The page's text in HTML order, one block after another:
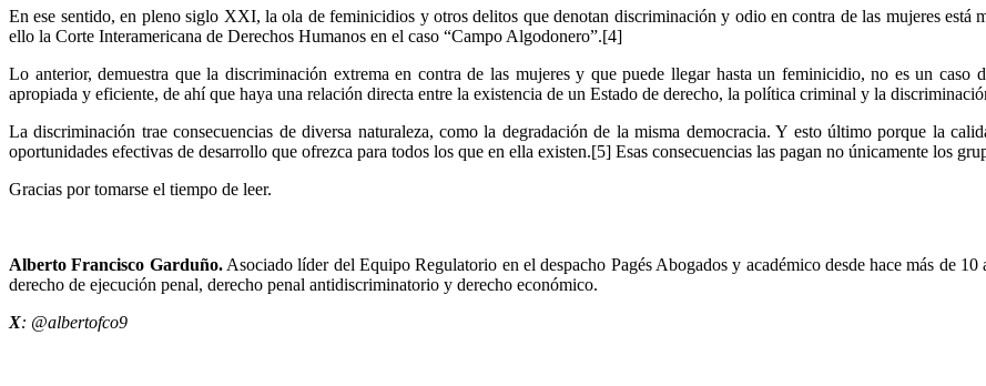
En ese sentido, en pleno siglo XXI, la ola de feminicidios y otros delitos que denotan discriminación y odio en contra de las mujeres está
ello la Corte Interamericana de Derechos Humanos en el caso “Campo Algodonero”.[4]
Lo anterior, demuestra que la discriminación extrema en contra de las mujeres y que puede llegar hasta un feminicidio, no es un caso
apropiada y eficiente, de ahí que haya una relación directa entre la existencia de un Estado de derecho, la política criminal y la
La discriminación trae consecuencias de diversa naturaleza, como la degradación de la misma democracia. Y esto último porque la
oportunidades efectivas de desarrollo que ofrezca para todos los que en ella existen.[5] Esas consecuencias las pagan no únicamente los
Gracias por tomarse el tiempo de leer.
Alberto Francisco Garduño.Asociado líder del Equipo Regulatorio en el despacho Pagés Abogados y académico desde hace más de
derecho de ejecución penal, derecho penal antidiscriminatorio y derecho económico.
X: @albertofco9